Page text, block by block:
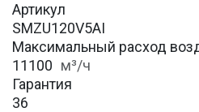
Артикул
SMZU120V5AI
Максимальный расход
11100 м³/ч
Гарантия
36